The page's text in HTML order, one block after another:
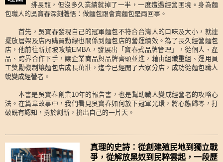
排長龍，但沒多久業績就掉了一半，一度遭遇經營困境。身為麵
包職人的吳寶春深刻體悟：做麵包跟會賣麵包是兩回事。
首先，吳寶春發現自己的冠軍麵包不符合台灣人的口味及大小，就連
擺放層架及店內購買動線也關係到麵包店的營運績效。為了長久經營麵包
店，他前往新加坡攻讀EMBA，發展出「寶春式品牌管理」，從個人、產
品、跨界合作下手，讓企業商品與品牌齊頭並進，藉由組織重組、運用員
工獎勵機制讓麵包店成長茁壯，迄今已經開了六家分店，成功從麵包職人
蛻變成經營者。
本書是吳寶春創業10年的報告書，也是幫助職人變成經營者的攻略心
法。在篇章故事中，我們看見吳寶春如何放下冠軍光環，將心態歸零，打
破既有認知，勇於創新，拚出自己的一片天。
真理的史詩：從創建殖民地到獨立戰
爭，從解放黑奴到民粹雲起，一段歷